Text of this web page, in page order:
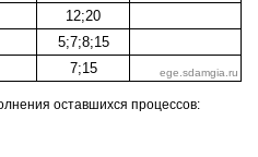
12;20
5;7;8;15
7;15
остав­ших­ся про­цес­сов: